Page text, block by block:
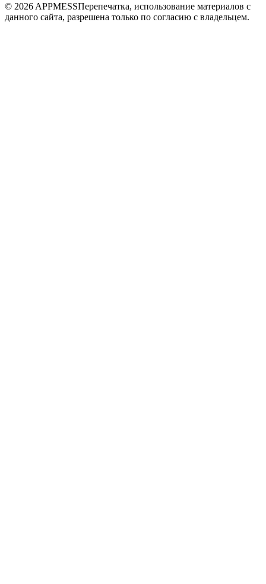
© 2026 APPMESSПерепечатка, использование материалов с
данного сайта, разрешена только по согласию с владельцем.